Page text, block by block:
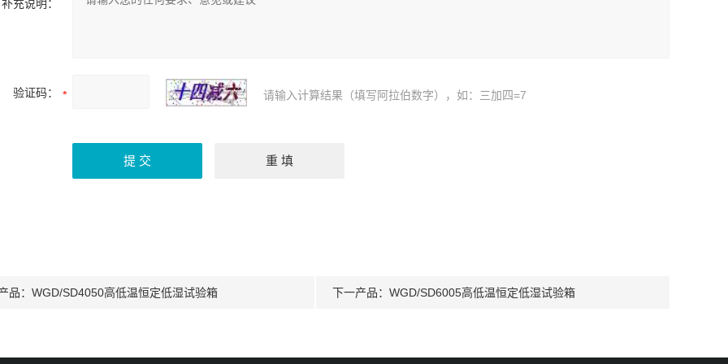
补充说明：
验证码： 请输入计算结果（填写阿拉伯数字），如：三加四=7
品： WGD/SD4050高低温恒定低湿试验箱 下一产品： WGD/SD6005高低温恒定低湿试验箱